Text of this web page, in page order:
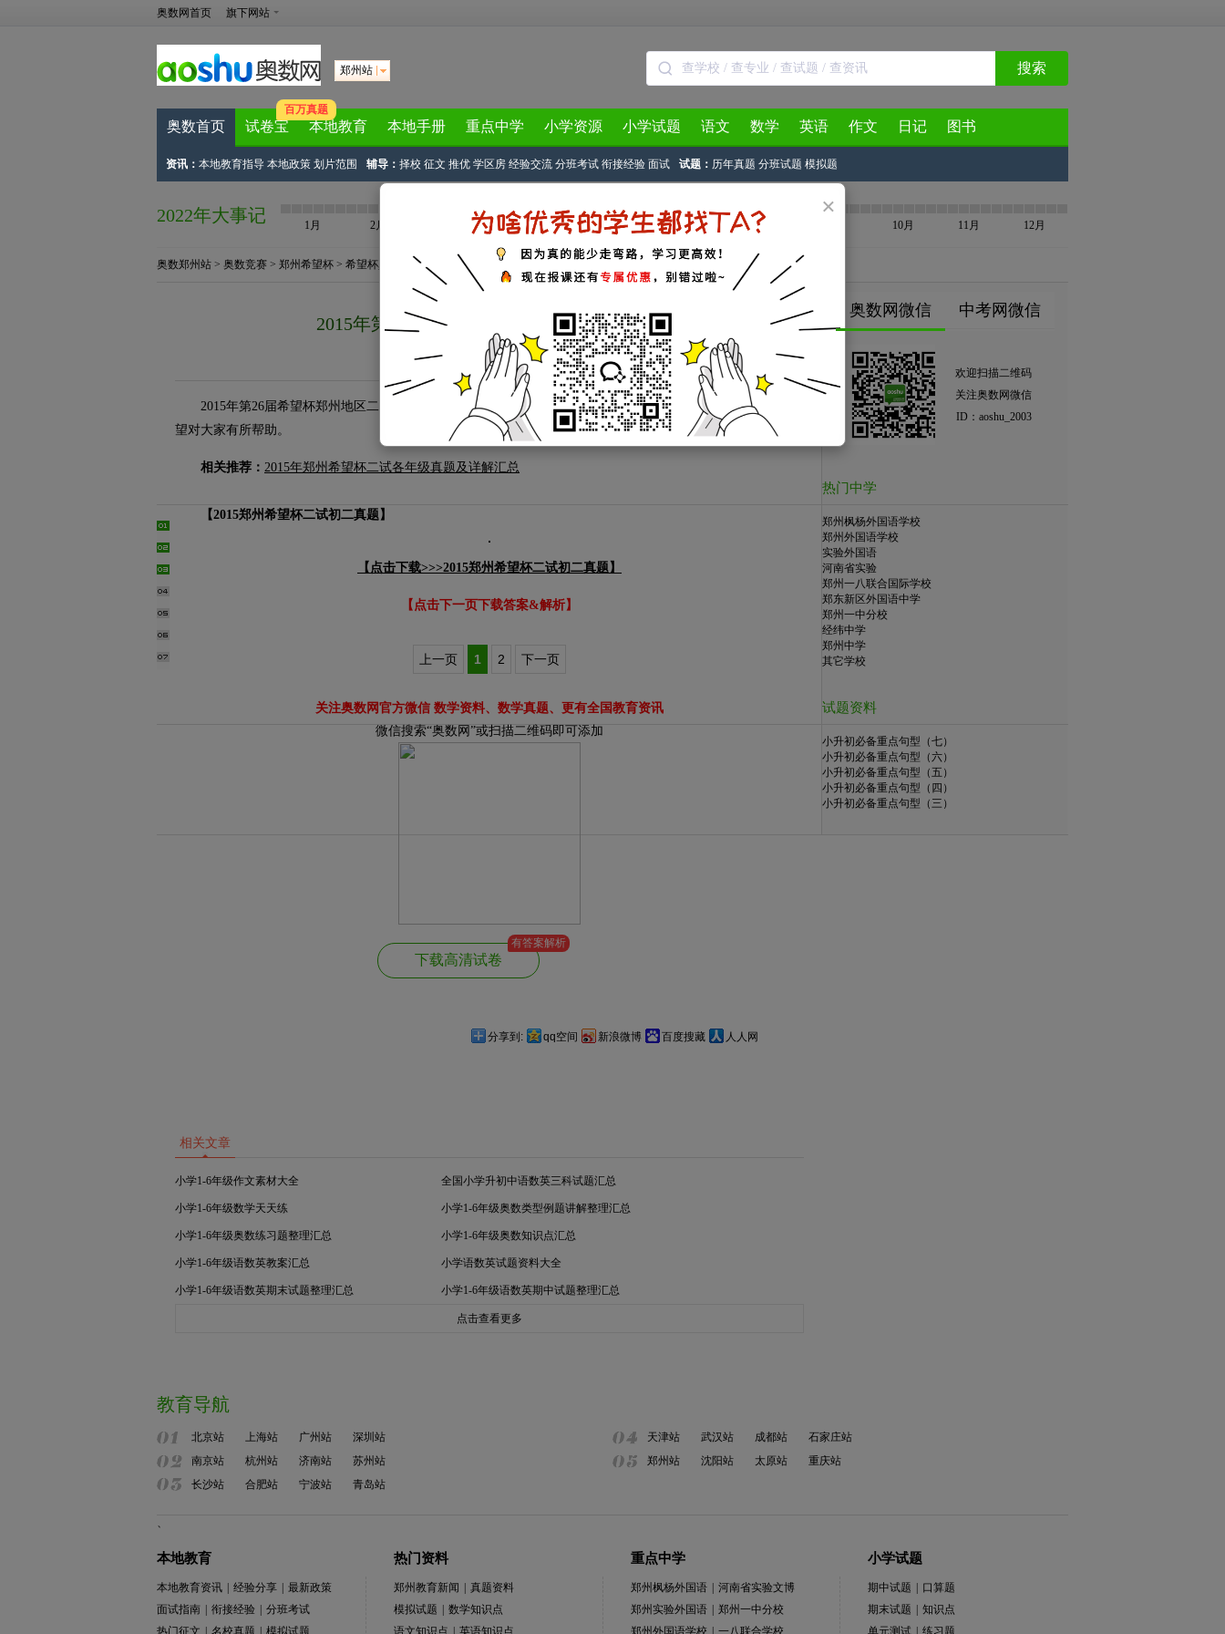
×
奥数网首页 旗下网站
郑州站 搜索
奥数首页 试卷宝
百万真题
本地教育 本地手册 重点中学 小学资源 小学试题 语文 数学 英语 作文 日记 图书
资讯： 本地教育指导 本地政策 划片范围 辅导： 择校 征文 推优 学区房 经验交流 分班考试 衔接经验 面试 试题： 历年真题 分班试题 模拟题
2022年大事记 1月 2月 4月 5月 6月 7月 10月 11月 12月
奥数郑州站 > 奥数竞赛 > 郑州希望杯 > 希望杯真题 > 正文
2015年第26届郑州希望杯二试初二真题详解
来源：郑州奥数网 2015-04-12 14:37:17
2015年第26届希望杯郑州地区二试于4月12日开考，郑州奥数网已发布2015希望杯二试初二真题及解析，希
望对大家有所帮助。
相关推荐： 2015年郑州希望杯二试各年级真题及详解汇总
【2015郑州希望杯二试初二真题】
【点击下载>>>2015郑州希望杯二试初二真题】
【点击下一页下载答案&解析】
上一页 1 2 下一页
关注奥数网官方微信 数学资料、数学真题、更有全国教育资讯
微信搜索“奥数网”或扫描二维码即可添加
下载高清试卷
有答案解析
分享到: qq空间 新浪微博 百度搜藏 人人网
相关文章
小学1-6年级作文素材大全 全国小学升初中语数英三科试题汇总
小学1-6年级数学天天练 小学1-6年级奥数类型例题讲解整理汇总
小学1-6年级奥数练习题整理汇总 小学1-6年级奥数知识点汇总
小学1-6年级语数英教案汇总 小学语数英试题资料大全
小学1-6年级语数英期末试题整理汇总 小学1-6年级语数英期中试题整理汇总
点击查看更多
奥数网微信 中考网微信
欢迎扫描二维码
关注奥数网微信
ID：aoshu_2003
热门中学
郑州枫杨外国语学校
郑州外国语学校
实验外国语
河南省实验
郑州一八联合国际学校
郑东新区外国语中学
郑州一中分校
经纬中学
郑州中学
其它学校
试题资料
小升初必备重点句型（七）
小升初必备重点句型（六）
小升初必备重点句型（五）
小升初必备重点句型（四）
小升初必备重点句型（三）
教育导航
北京站 上海站 广州站 深圳站 天津站 武汉站 成都站
石家庄站
南京站
杭州站 济南站 苏州站 郑州站 沈阳站 太原站
重庆站
长沙站
合肥站 宁波站 青岛站
、
本地教育
本地教育资讯 经验分享
最新政策
面试指南
衔接经验
分班考试
热门征文
名校真题 模拟试题
热门资料
郑州教育新闻
真题资料
模拟试题
数学知识点
语文知识点
英语知识点
重点中学
郑州枫杨外国语
河南省实验文博
郑州实验外国语
郑州一中分校
郑州外国语学校
一八联合学校
小学试题
期中试题
口算题
期末试题
知识点
单元测试
练习题